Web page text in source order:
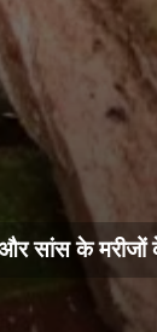
सांस के मरीजों के